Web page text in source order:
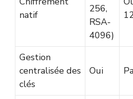
natif
256,
RSA-
4096)
Gestion
centralisée des
clés
Oui